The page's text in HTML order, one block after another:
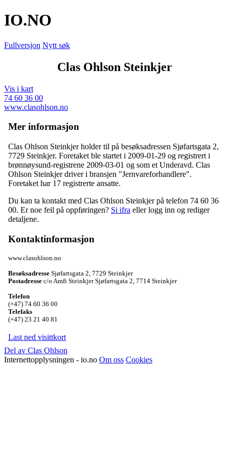
IO.NO
Fullversjon Nytt søk
Clas Ohlson Steinkjer
Vis i kart
74 60 36 00
www.clasohlson.no
Mer informasjon
Clas Ohlson Steinkjer holder til på besøksadressen Sjøfartsgata 2,
7729 Steinkjer. Foretaket ble startet i 2009-01-29 og registrert i
brønnøysund-registrene 2009-03-01 og som et Underavd. Clas
Ohlson Steinkjer driver i bransjen "Jernvareforhandlere".
Foretaket har 17 registrerte ansatte.
Du kan ta kontakt med Clas Ohlson Steinkjer på telefon 74 60 36
00. Er noe feil på oppføringen? Si ifra eller logg inn og rediger
detaljene.
Kontaktinformasjon
www.clasohlson.no
Besøksadresse Sjøfartsgata 2 7729 Steinkjer
Postadresse c/o Amfi Steinkjer Sjøfartsgata 2 7714 Steinkjer
Telefon
(+47) 74 60 36 00
Telefaks
(+47) 23 21 40 81
Last ned visittkort
Del av Clas Ohlson
Internettopplysningen - io.no Om oss Cookies